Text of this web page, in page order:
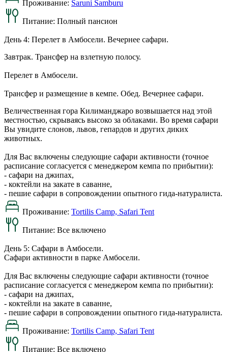
Проживание: Saruni Samburu
Питание: Полный пансион
День 4: Перелет в Амбосели. Вечернее сафари.
Завтрак. Трансфер на взлетную полосу.
Перелет в Амбосели.
Трансфер и размещение в кемпе. Обед. Вечернее сафари.
Величественная гора Килиманджаро возвышается над этой
местностью, скрываясь высоко за облаками. Во время сафари
Вы увидите слонов, львов, гепардов и других диких
животных.
Для Вас включены следующие сафари активности (точное
расписание согласуется с менеджером кемпа по прибытии):
- сафари на джипах,
- коктейли на закате в саванне,
- пешие сафари в сопровождении опытного гида-натуралиста.
Проживание: Tortilis Camp, Safari Tent
Питание: Все включено
День 5: Сафари в Амбосели.
Сафари активности в парке Амбосели.
Для Вас включены следующие сафари активности (точное
расписание согласуется с менеджером кемпа по прибытии):
- сафари на джипах,
- коктейли на закате в саванне,
- пешие сафари в сопровождении опытного гида-натуралиста.
Проживание: Tortilis Camp, Safari Tent
Питание: Все включено